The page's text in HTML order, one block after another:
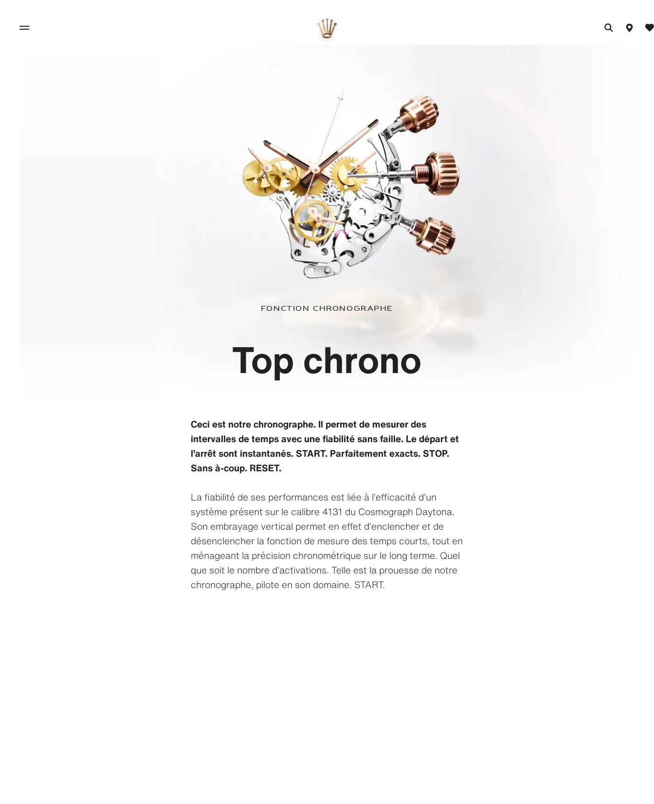
Fonction chronographe
Top chrono
Ceci est notre chronographe. Il permet de mesurer des
intervalles de temps avec une fiabilité sans faille. Le départ et
l’arrêt sont instantanés. START. Parfaitement exacts. STOP.
Sans à-coup. RESET.
La fiabilité de ses performances est liée à l’efficacité d’un
système présent sur le calibre 4131 du Cosmograph Daytona.
Son embrayage vertical permet en effet d’enclencher et de
désenclencher la fonction de mesure des temps courts, tout en
ménageant la précision chronométrique sur le long terme. Quel
que soit le nombre d’activations. Telle est la prouesse de notre
chronographe, pilote en son domaine. START.